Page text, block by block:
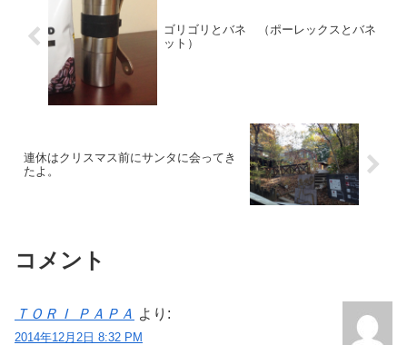
ゴリゴリとバネ （ポーレックスとバネ
ット）
連休はクリスマス前にサンタに会ってき
たよ。
コメント
ＴＯＲＩ ＰＡＰＡ より:
2014年12月2日 8:32 PM